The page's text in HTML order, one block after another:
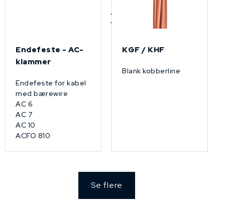
Endefeste - AC-
klammer
Endefeste for kabel
med bærewire
AC 6
AC 7
AC 10
ACFO 810
KGF / KHF
Blank kobberline
Se flere